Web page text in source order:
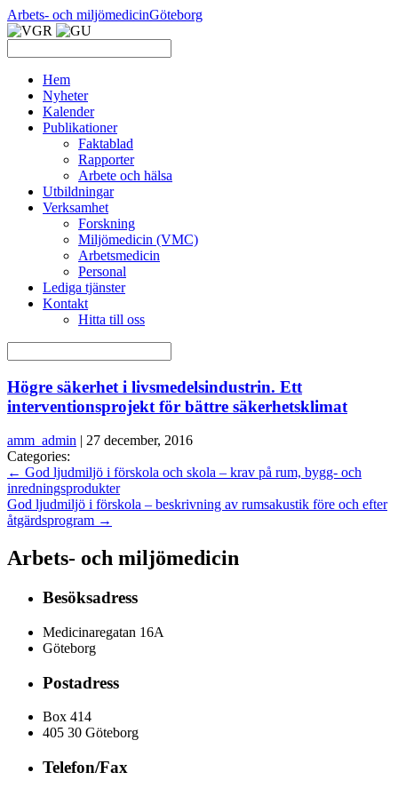
Arbets- och miljömedicinGöteborg
Hem
Nyheter
Kalender
Publikationer
Faktablad
Rapporter
Arbete och hälsa
Utbildningar
Verksamhet
Forskning
Miljömedicin (VMC)
Arbetsmedicin
Personal
Lediga tjänster
Kontakt
Hitta till oss
Högre säkerhet i livsmedelsindustrin. Ett
interventionsprojekt för bättre säkerhetsklimat
amm_admin | 27 december, 2016
Categories:
← God ljudmiljö i förskola och skola – krav på rum, bygg- och
inredningsprodukter
God ljudmiljö i förskola – beskrivning av rumsakustik före och efter
åtgärdsprogram →
Arbets- och miljömedicin
Besöksadress
Medicinaregatan 16A
Göteborg
Postadress
Box 414
405 30 Göteborg
Telefon/Fax